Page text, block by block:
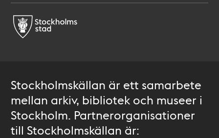
Stockholmskällan är ett samarbete
mellan arkiv, bibliotek och museer i
Stockholm. Partnerorganisationer
till Stockholmskällan är: